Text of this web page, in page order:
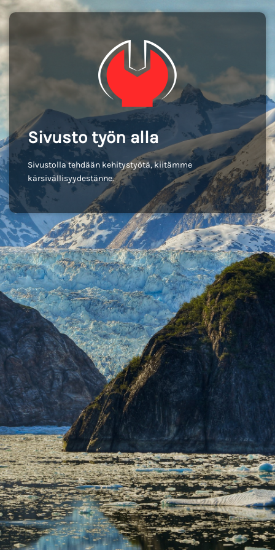
Sivusto työn alla
Sivustolla tehdään kehitystyötä, kiitämme
kärsivällisyydestänne.